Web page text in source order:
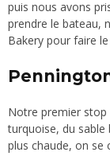
puis nous avons
prendre le bateau,
Bakery pour faire
Notre premier stop
turquoise, du sable
plus chaude, on se